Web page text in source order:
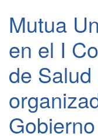
Mutua
en el I
de